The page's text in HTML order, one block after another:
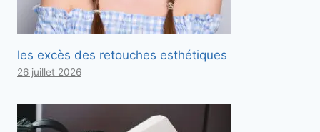
les excès des retouches esthétiques
26 juillet 2026